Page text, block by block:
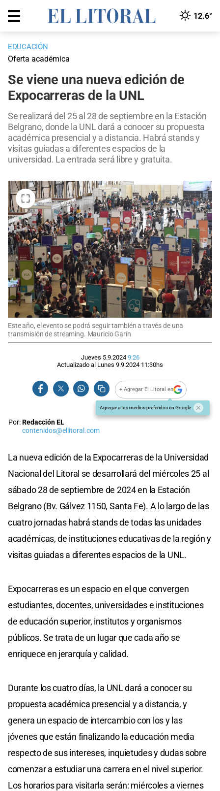
12.6°
EDUCACIÓN
Oferta académica
Se viene una nueva edición de
Expocarreras de la UNL
Se realizará del 25 al 28 de septiembre en la Estación
Belgrano, donde la UNL dará a conocer su propuesta
académica presencial y a distancia. Habrá stands y
visitas guiadas a diferentes espacios de la
universidad. La entrada será libre y gratuita.
Este año, el evento se podrá seguir también a través de una
transmisión de streaming. Mauricio Garín
Jueves 5.9.2024 9:26
Actualizado al Lunes 9.9.2024 11:30hs
+ Agregar El Litoral en
Agregar a tus medios preferidos en Google
Por:Redacción EL
contenidos@ellitoral.com
La nueva edición de la Expocarreras de la Universidad
Nacional del Litoral se desarrollará del miércoles 25 al
sábado 28 de septiembre de 2024 en la Estación
Belgrano (Bv. Gálvez 1150, Santa Fe). A lo largo de las
cuatro jornadas habrá stands de todas las unidades
académicas, de instituciones educativas de la región y
visitas guiadas a diferentes espacios de la UNL.
Expocarreras es un espacio en el que convergen
estudiantes, docentes, universidades e instituciones
de educación superior, institutos y organismos
públicos. Se trata de un lugar que cada año se
enriquece en jerarquía y calidad.
Durante los cuatro días, la UNL dará a conocer su
propuesta académica presencial y a distancia, y
genera un espacio de intercambio con los y las
jóvenes que están finalizando la educación media
respecto de sus intereses, inquietudes y dudas sobre
comenzar a estudiar una carrera en el nivel superior.
Los horarios para visitarla serán: miércoles a viernes